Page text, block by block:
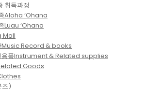
취득과정
Aloha ‘Ohana
Luau ‘Ohana
Mall
Music Record & books
품Instrument & Related supplies
Goods
)